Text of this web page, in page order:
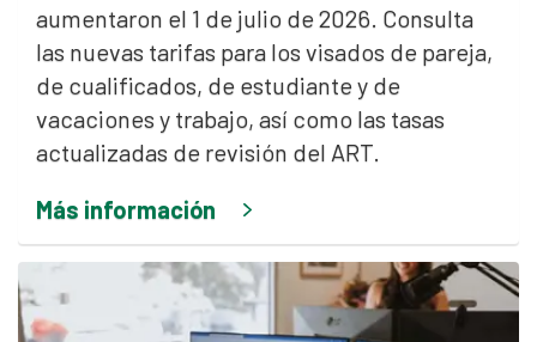
aumentaron el 1 de julio de 2026. Consulta
las nuevas tarifas para los visados de pareja,
de cualificados, de estudiante y de
vacaciones y trabajo, así como las tasas
actualizadas de revisión del ART.
Más información